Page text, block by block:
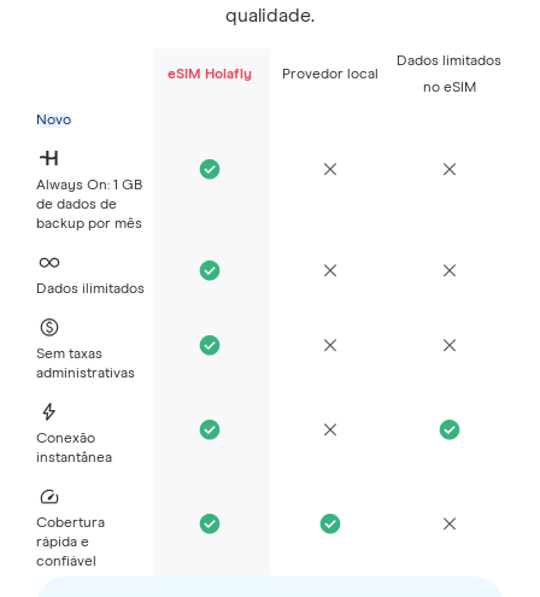
qualidade.
eSIM Holafly Provedor local
Dados limitados
no eSIM
Novo
Always On: 1 GB
de dados de
backup por mês
Dados ilimitados
Sem taxas
administrativas
Conexão
instantânea
Cobertura
rápida e
confiável